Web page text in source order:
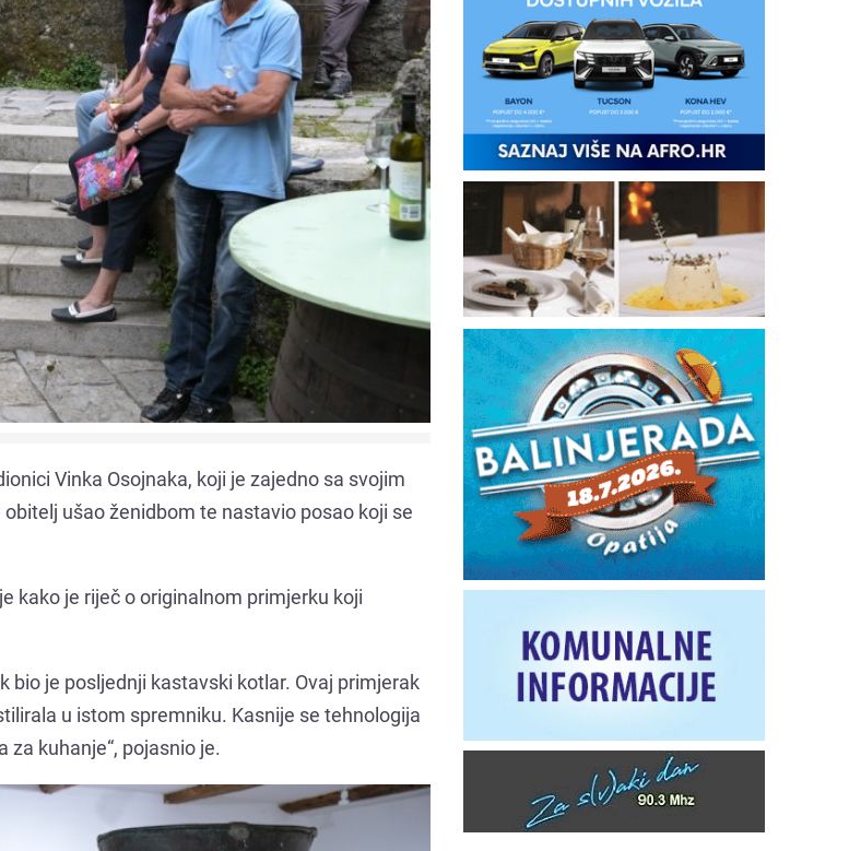
Vinka Osojnaka, koji je zajedno sa svojim
ušao ženidbom te nastavio posao koji se
kako je riječ o originalnom primjerku koji
bio je posljednji kastavski kotlar. Ovaj primjerak
u istom spremniku. Kasnije se tehnologija
za kuhanje“, pojasnio je.